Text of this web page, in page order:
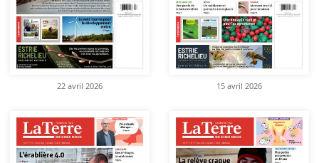
22 avril 2026 15 avril 2026